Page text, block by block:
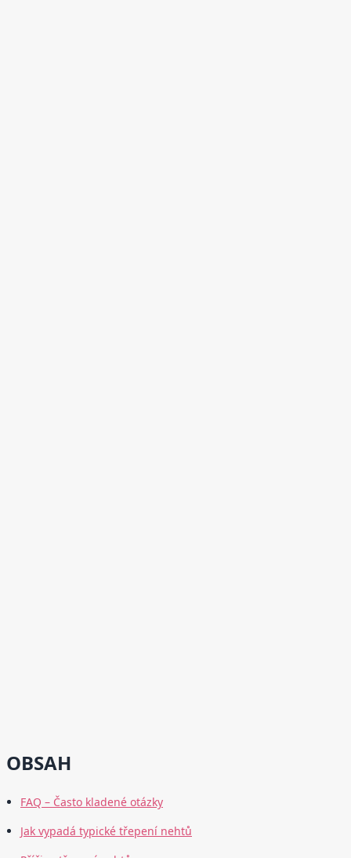
OBSAH
FAQ – Často kladené otázky
Jak vypadá typické třepení nehtů